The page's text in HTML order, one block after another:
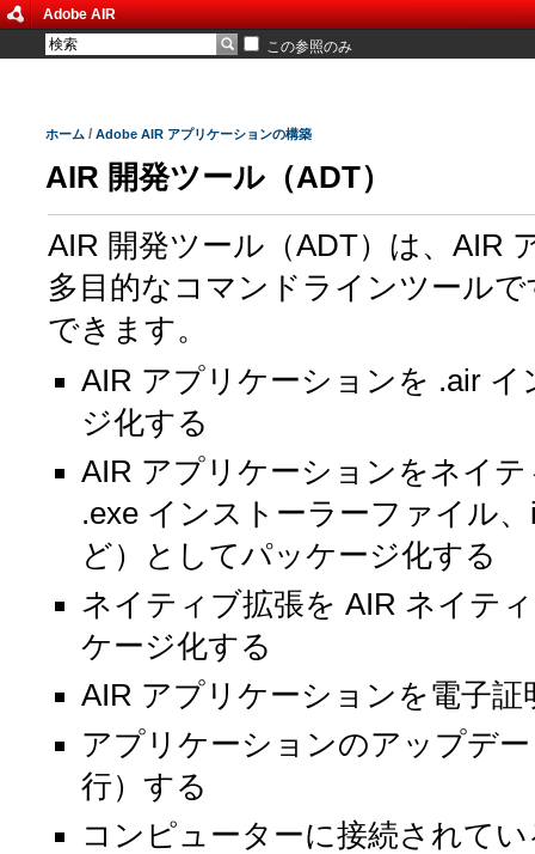
Adobe AIR
この参照のみ
ホーム / Adobe AIR アプリケーションの構築
AIR 開発ツール（ADT）
AIR 開発ツール（ADT）は、AIR
多目的なコマンドラインツール
できます。
AIR アプリケーションを .air
ジ化する
AIR アプリケーションをネイ
.exe インストーラーファイル
ど）としてパッケージ化する
ネイティブ拡張を AIR ネイテ
ケージ化する
AIR アプリケーションを電子証
アプリケーションのアップデ
行）する
コンピューターに接続されて